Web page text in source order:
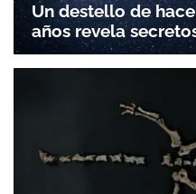
Un destello de
años revela